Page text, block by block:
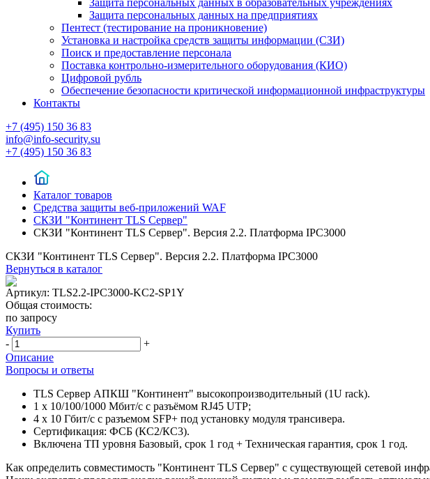
Защита персональных данных в образовательных учреждениях
Защита персональных данных на предприятиях
Пентест (тестирование на проникновение)
Установка и настройка средств защиты информации (СЗИ)
Поиск и предоставление персонала
Поставка контрольно-измерительного оборудования (КИО)
Цифровой рубль
Обеспечение безопасности критической информационной инфраструктуры
Контакты
+7 (495) 150 36 83
info@info-security.su
+7 (495) 150 36 83
Каталог товаров
Средства защиты веб-приложений WAF
СКЗИ "Континент TLS Сервер"
СКЗИ "Континент TLS Сервер". Версия 2.2. Платформа IPC3000
СКЗИ "Континент TLS Сервер". Версия 2.2. Платформа IPC3000
Вернуться в каталог
Артикул: TLS2.2-IPC3000-KC2-SP1Y
Общая стоимость:
по запросу
Купить
-
+
Описание
Вопросы и ответы
TLS Сервер АПКШ "Континент" высокопроизводительный (1U rack).
1 x 10/100/1000 Мбит/с с разъёмом RJ45 UTP;
4 x 10 Гбит/с с разъемом SFP+ под установку модуля трансивера.
Сертификация: ФСБ (КС2/КС3).
Включена ТП уровня Базовый, срок 1 год + Техническая гарантия, срок 1 год.
Как определить совместимость "Континент TLS Сервер" с существующей сетевой